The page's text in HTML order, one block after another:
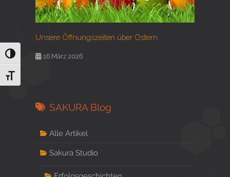
Umschalten auf hohe Kontraste
Schrift vergrößern
Unsere Öffnungszeiten über Ostern
16.März 2026
SAKURA Blog
Alle Artikel
Sakura Studio